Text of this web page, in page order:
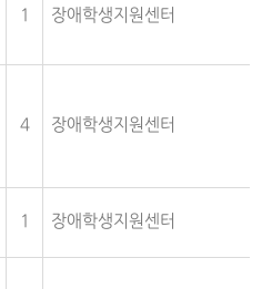
1 장애학생지원센터
4 장애학생지원센터
1 장애학생지원센터